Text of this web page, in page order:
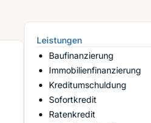
Leistungen
Baufinanzierung
Immobilienfinanzierung
Kreditumschuldung
Sofortkredit
Ratenkredit